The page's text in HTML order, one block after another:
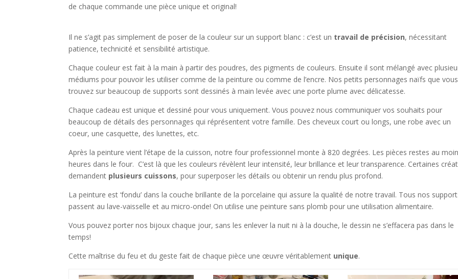
de chaque commande une pièce unique et original!
Il ne s’agit pas simplement de poser de la couleur sur un support blanc : c’est un travail de précision, nécessitant
patience, technicité et sensibilité artistique.
Chaque couleur est fait à la main à partir des poudres, des pigments de couleurs. Ensuite il sont mélangé avec
médiums pour pouvoir les utiliser comme de la peinture ou comme de l’encre. Nos petits personnages naïfs que vous
trouvez sur beaucoup de supports sont dessinés à main levée avec une porte plume avec délicatesse.
Chaque cadeau est unique et dessiné pour vous uniquement. Vous pouvez nous communiquer vos souhaits pour
beaucoup de détails des personnages qui réprésentent votre famille. Des cheveux court ou longs, une robe avec un
coeur, une casquette, des lunettes, etc.
Après la peinture vient l’étape de la cuisson, notre four professionnel monte à 820 degrées. Les pièces restes au
heures dans le four. C’est là que les couleurs révèlent leur intensité, leur brillance et leur transparence. Certaines
demandent plusieurs cuissons, pour superposer les détails ou obtenir un rendu plus profond.
La peinture est ‘fondu’ dans la couche brillante de la porcelaine qui assure la qualité de notre travail. Tous nos
passent au lave-vaisselle et au micro-onde! On utilise une peinture sans plomb pour une utilisation alimentaire.
Vous pouvez porter nos bijoux chaque jour, sans les enlever la nuit ni à la douche, le dessin ne s’effacera pas dans le
temps!
Cette maîtrise du feu et du geste fait de chaque pièce une œuvre véritablement unique.